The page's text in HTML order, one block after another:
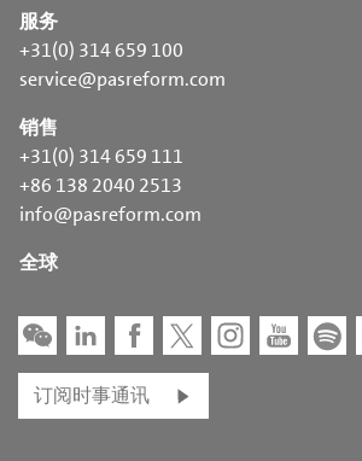
服务
+31(0) 314 659 100
service@pasreform.com
销售
+31(0) 314 659 111
+86 138 2040 2513
info@pasreform.com
全球
订阅时事通讯